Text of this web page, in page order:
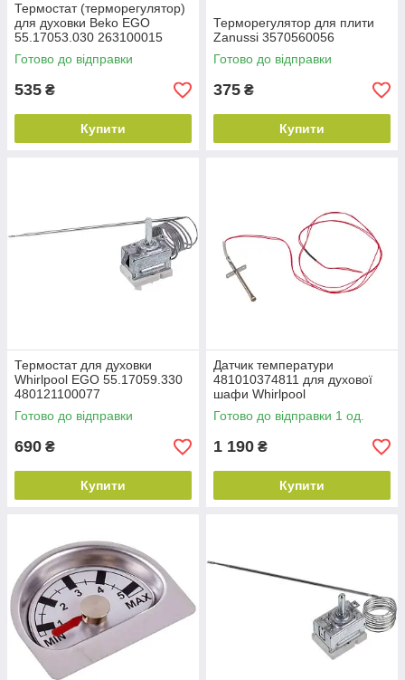
Термостат (терморегулятор)
для духовки Beko EGO
55.17053.030 263100015
Готово до відправки
535 ₴
Купити
Терморегулятор для плити
Zanussi 3570560056
Готово до відправки
375 ₴
Купити
Термостат для духовки
Whirlpool EGO 55.17059.330
480121100077
Готово до відправки
690 ₴
Купити
Датчик температури
481010374811 для духової
шафи Whirlpool
Готово до відправки 1 од.
1 190 ₴
Купити